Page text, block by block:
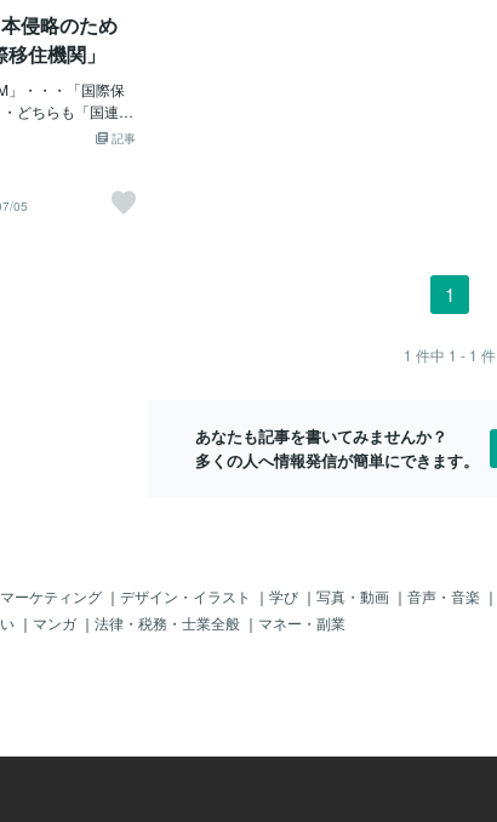
侵略のため
住機関」
」・・・「国際保
どちらも「国連＝
。そもそも「国
「第二次大戦
安全・経済・社
ための国際機関」
じゃ。この情報は
材に来た外国人ジ
じゃ。＾＾まあ、
すでに「異常」で
国籍」の「素性も
記事
05
1
1 件中 1 - 1 件
あなたも記事を書いてみませんか？
多くの人へ情報発信が簡単にできます。
ーケティング ｜ デザイン・イラスト ｜ 学び ｜ 写真・動画 ｜ 音声・音楽 ｜
｜ マンガ ｜ 法律・税務・士業全般 ｜ マネー・副業